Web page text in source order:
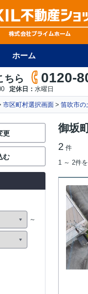
ホーム
ちら 0120-
定休日： 水曜日
市区町村選択画面 笛吹市の
御坂
2 件
1 ～ 2件
更
む